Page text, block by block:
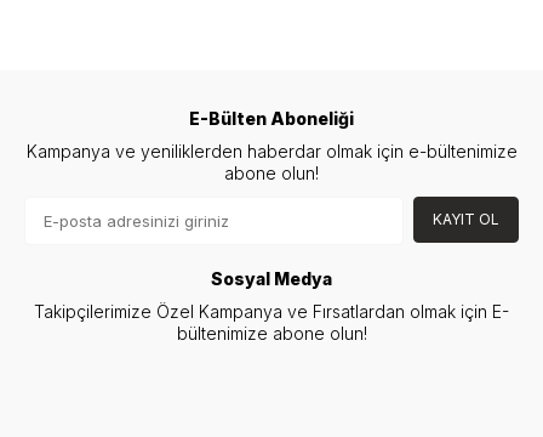
E-Bülten Aboneliği
Kampanya ve yeniliklerden haberdar olmak için e-bültenimize
abone olun!
KAYIT OL
Sosyal Medya
Takipçilerimize Özel Kampanya ve Fırsatlardan olmak için E-
bültenimize abone olun!